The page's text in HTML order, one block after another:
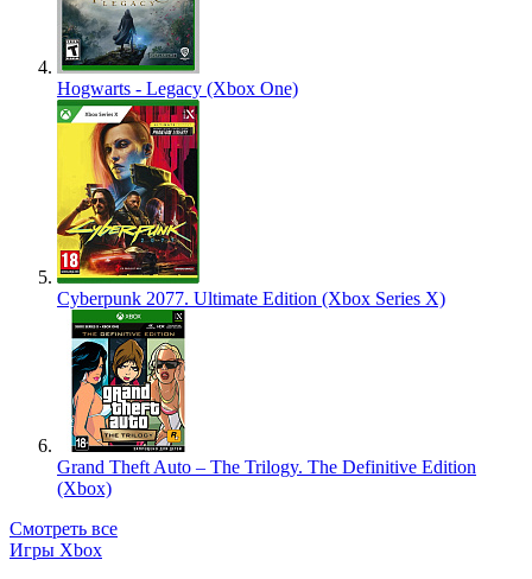
Hogwarts - Legacy (Xbox One)
Cyberpunk 2077. Ultimate Edition (Xbox Series X)
Grand Theft Auto – The Trilogy. The Definitive Edition
(Xbox)
Смотреть все
Игры Xbox